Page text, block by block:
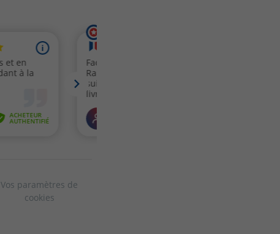
Vos paramètres de
cookies